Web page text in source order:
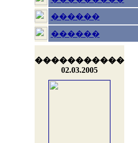
������
������
�����������
02.03.2005